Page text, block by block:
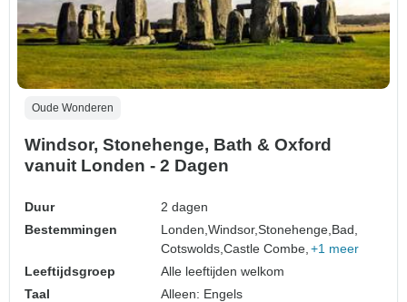
Oude Wonderen
Windsor, Stonehenge, Bath & Oxford
vanuit Londen - 2 Dagen
Duur
2 dagen
Bestemmingen
Londen,Windsor,Stonehenge, Bad,
Cotswolds,Castle Combe, +1 meer
Leeftijdsgroep
Alle leeftijden welkom
Taal
Alleen: Engels